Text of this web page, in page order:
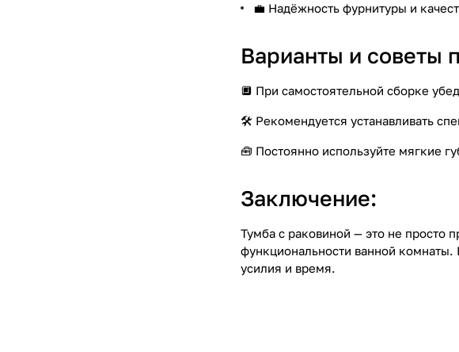
💼 Надёжность фурнитуры и
Варианты и советы
🔲 При самостоятельной сборке
🛠️ Рекомендуется устанавливать
🧰 Постоянно используйте мягкие
Заключение:
Тумба с раковиной — это не просто
функциональности ванной
усилия и время.